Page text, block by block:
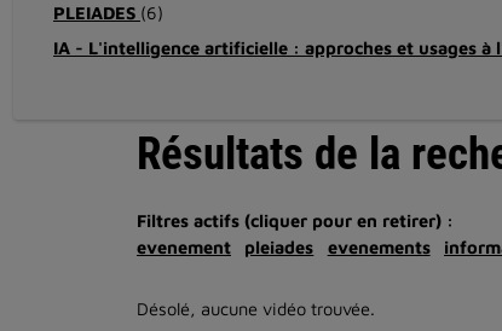
PLEIADES (6)
IA - L'intelligence artificielle : approches et usages à
Résultats de la
Filtres actifs (cliquer pour en retirer) :
evenement
pleiades evenements
Désolé, aucune vidéo trouvée.